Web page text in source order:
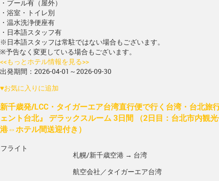
・プール有（屋外）
・浴室・トイレ別
・温水洗浄便座有
・日本語スタッフ有
※日本語スタッフは常駐ではない場合もございます。
※予告なく変更している場合もございます。
<<もっとホテル情報を見る>>
出発期間：2026-04-01～2026-09-30
♥お気に入りに追加
新千歳発/LCC・タイガーエア台湾直行便で行く台湾・台北旅
ェント台北』 デラックスルーム 3日間 （2日目：台北市内観
港⇔ホテル間送迎付き）
フライト
札幌/新千歳空港 → 台湾
航空会社／タイガーエア台湾